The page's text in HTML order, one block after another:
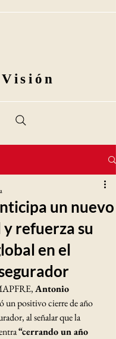
un nuevo
refuerza su
en el
Antonio
un positivo cierre de año
al señalar que la
“cerrando un año